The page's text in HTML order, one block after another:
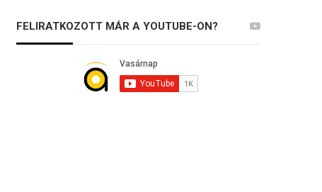
FELIRATKOZOTT MÁR A YOUTUBE-ON?